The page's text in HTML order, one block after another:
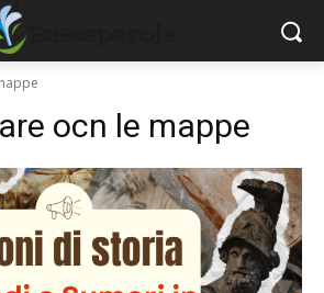
ocn le mappe